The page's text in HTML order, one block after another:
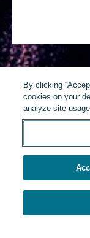
By clicking
cookies on your
analyze site